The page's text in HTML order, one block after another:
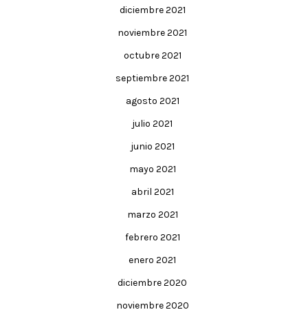
diciembre 2021
noviembre 2021
octubre 2021
septiembre 2021
agosto 2021
julio 2021
junio 2021
mayo 2021
abril 2021
marzo 2021
febrero 2021
enero 2021
diciembre 2020
noviembre 2020